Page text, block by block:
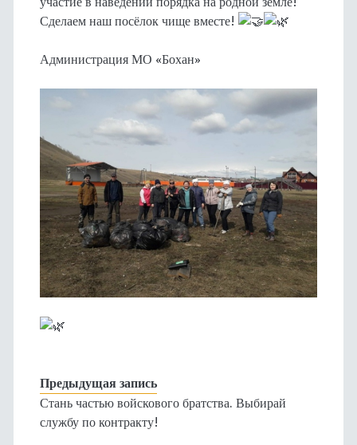
Сделаем наш посёлок чище вместе!
Администрация МО «Бохан»
Предыдущая запись
Стань частью войскового братства. Выбирай
службу по контракту!